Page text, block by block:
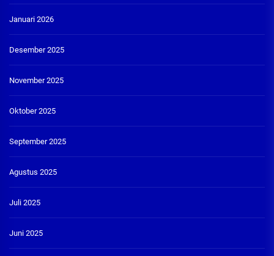
Januari 2026
Desember 2025
November 2025
Oktober 2025
September 2025
Agustus 2025
Juli 2025
Juni 2025